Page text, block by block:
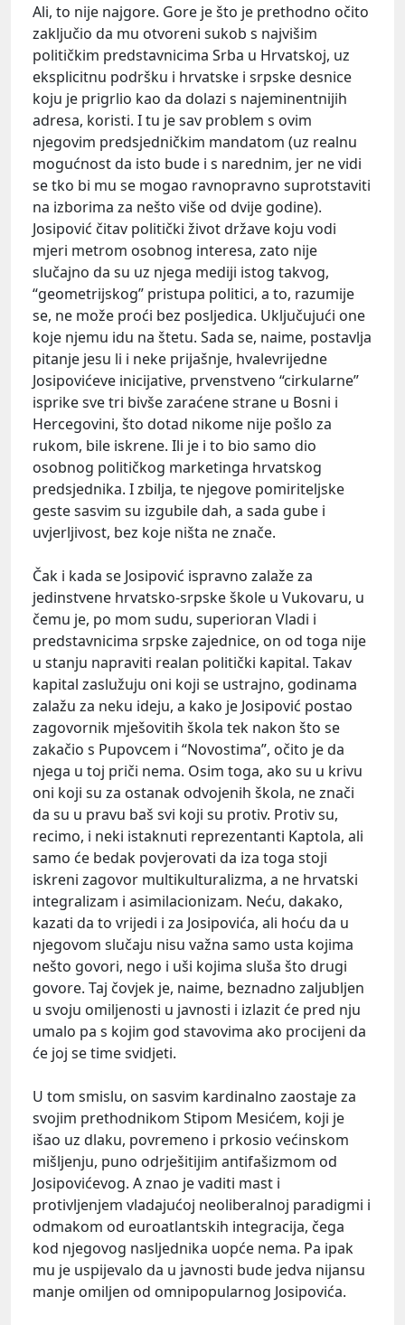
Ali, to nije najgore. Gore je što je prethodno očito
zaključio da mu otvoreni sukob s najvišim
političkim predstavnicima Srba u Hrvatskoj, uz
eksplicitnu podršku i hrvatske i srpske desnice
koju je prigrlio kao da dolazi s najeminentnijih
adresa, koristi. I tu je sav problem s ovim
njegovim predsjedničkim mandatom (uz realnu
mogućnost da isto bude i s narednim, jer ne vidi
se tko bi mu se mogao ravnopravno suprotstaviti
na izborima za nešto više od dvije godine).
Josipović čitav politički život države koju vodi
mjeri metrom osobnog interesa, zato nije
slučajno da su uz njega mediji istog takvog,
“geometrijskog” pristupa politici, a to, razumije
se, ne može proći bez posljedica. Uključujući one
koje njemu idu na štetu. Sada se, naime, postavlja
pitanje jesu li i neke prijašnje, hvalevrijedne
Josipovićeve inicijative, prvenstveno “cirkularne”
isprike sve tri bivše zaraćene strane u Bosni i
Hercegovini, što dotad nikome nije pošlo za
rukom, bile iskrene. Ili je i to bio samo dio
osobnog političkog marketinga hrvatskog
predsjednika. I zbilja, te njegove pomiriteljske
geste sasvim su izgubile dah, a sada gube i
uvjerljivost, bez koje ništa ne znače.
Čak i kada se Josipović ispravno zalaže za
jedinstvene hrvatsko-srpske škole u Vukovaru, u
čemu je, po mom sudu, superioran Vladi i
predstavnicima srpske zajednice, on od toga nije
u stanju napraviti realan politički kapital. Takav
kapital zaslužuju oni koji se ustrajno, godinama
zalažu za neku ideju, a kako je Josipović postao
zagovornik mješovitih škola tek nakon što se
zakačio s Pupovcem i “Novostima”, očito je da
njega u toj priči nema. Osim toga, ako su u krivu
oni koji su za ostanak odvojenih škola, ne znači
da su u pravu baš svi koji su protiv. Protiv su,
recimo, i neki istaknuti reprezentanti Kaptola, ali
samo će bedak povjerovati da iza toga stoji
iskreni zagovor multikulturalizma, a ne hrvatski
integralizam i asimilacionizam. Neću, dakako,
kazati da to vrijedi i za Josipovića, ali hoću da u
njegovom slučaju nisu važna samo usta kojima
nešto govori, nego i uši kojima sluša što drugi
govore. Taj čovjek je, naime, beznadno zaljubljen
u svoju omiljenosti u javnosti i izlazit će pred nju
umalo pa s kojim god stavovima ako procijeni da
će joj se time svidjeti.
U tom smislu, on sasvim kardinalno zaostaje za
svojim prethodnikom Stipom Mesićem, koji je
išao uz dlaku, povremeno i prkosio većinskom
mišljenju, puno odrješitijim antifašizmom od
Josipovićevog. A znao je vaditi mast i
protivljenjem vladajućoj neoliberalnoj paradigmi i
odmakom od euroatlantskih integracija, čega
kod njegovog nasljednika uopće nema. Pa ipak
mu je uspijevalo da u javnosti bude jedva nijansu
manje omiljen od omnipopularnog Josipovića.